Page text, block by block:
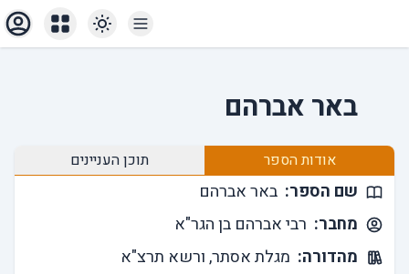
באר אברהם
אודות הספר תוכן העניינים
שם הספר: באר אברהם
מחבר: רבי אברהם בן הגר"א
מהדורה: מגלת אסתר, ורשא תרצ"א